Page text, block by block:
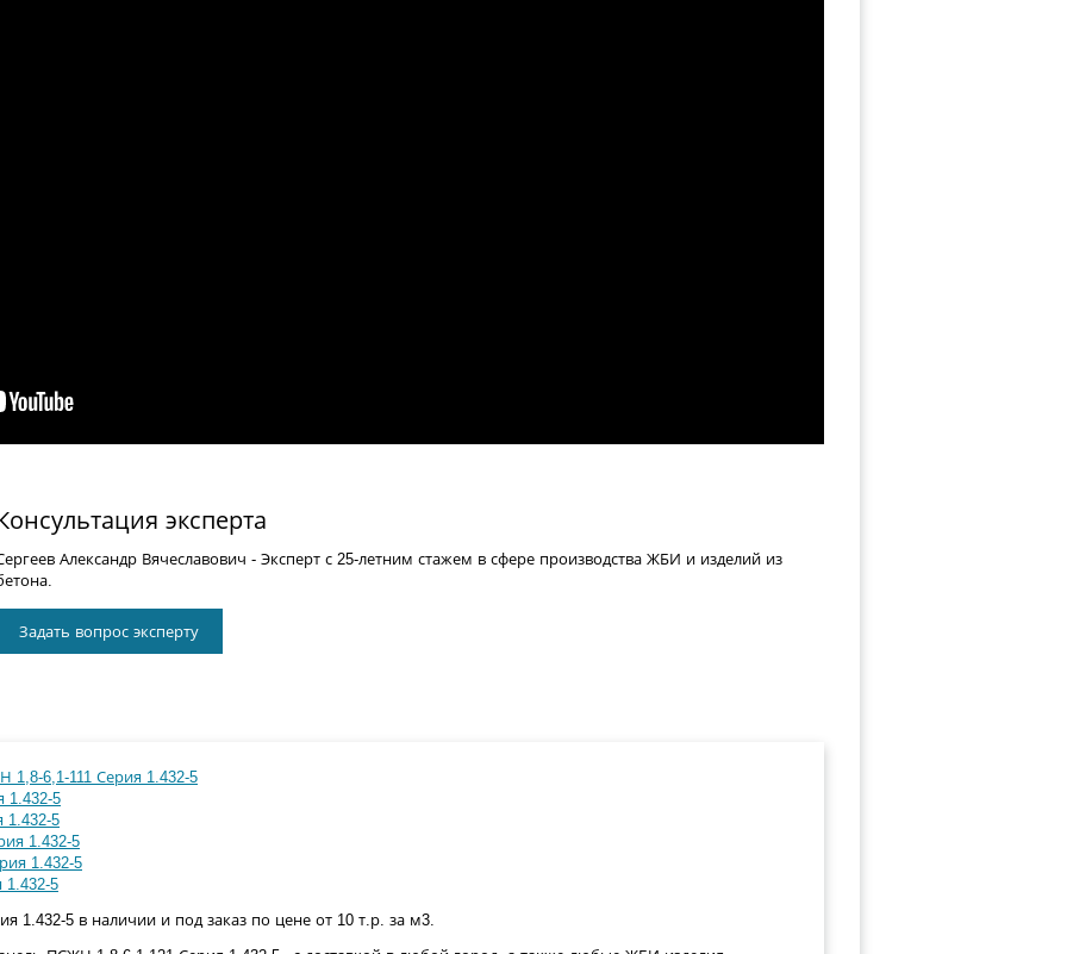
эксперта
Александр Вячеславович - Эксперт с 25-летним стажем в сфере производства ЖБИ и изделий из
Задать вопрос эксперту
1,8-6,1-111 Серия 1.432-5
1.432-5
1.432-5
1.432-5
1.432-5
5
1.432-5 в наличии и под заказ по цене от 10 т.р. за м3.